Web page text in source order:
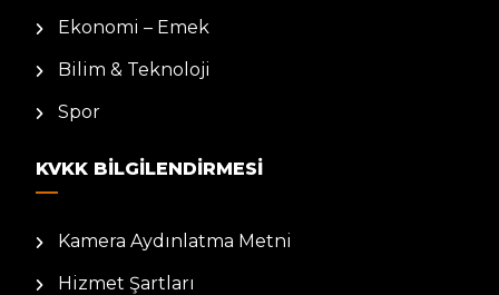
Ekonomi – Emek
Bilim & Teknoloji
Spor
KVKK BILGILENDIRMESI
Kamera Aydınlatma Metni
Hizmet Şartları